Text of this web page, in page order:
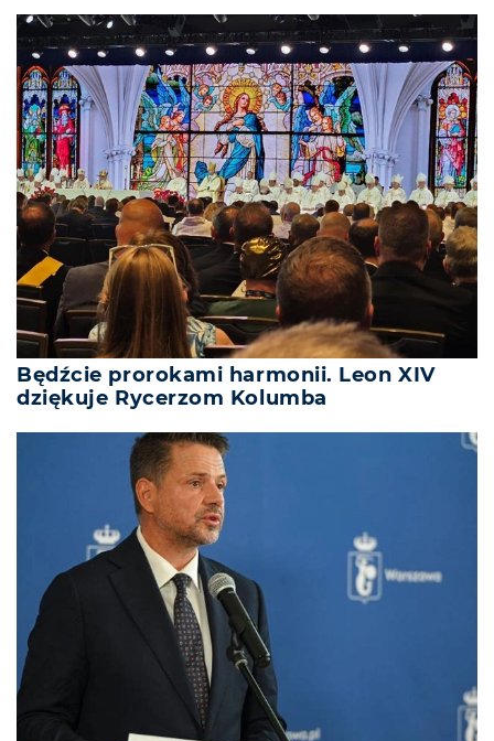
Będźcie prorokami harmonii. Leon XIV
dziękuje Rycerzom Kolumba